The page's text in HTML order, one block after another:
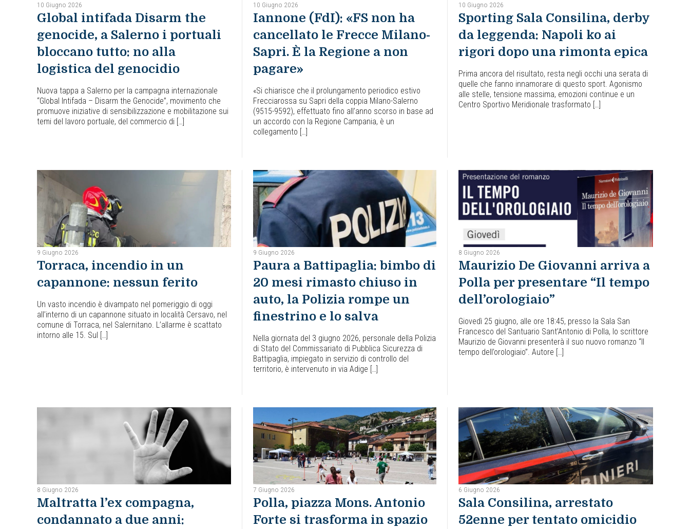
10 Giugno 2026
Global intifada Disarm the
genocide, a Salerno i portuali
bloccano tutto: no alla
logistica del genocidio
Nuova tappa a Salerno per la campagna internazionale
“Global Intifada – Disarm the Genocide”, movimento che
promuove iniziative di sensibilizzazione e mobilitazione sui
temi del lavoro portuale, del commercio di […]
10 Giugno 2026
Iannone (FdI): «FS non ha
cancellato le Frecce Milano-
Sapri. È la Regione a non
pagare»
«Si chiarisce che il prolungamento periodico estivo
Frecciarossa su Sapri della coppia Milano-Salerno
(9515-9592), effettuato fino all’anno scorso in base ad
un accordo con la Regione Campania, è un
collegamento […]
10 Giugno 2026
Sporting Sala Consilina, derby
da leggenda: Napoli ko ai
rigori dopo una rimonta epica
Prima ancora del risultato, resta negli occhi una serata di
quelle che fanno innamorare di questo sport. Agonismo
alle stelle, tensione massima, emozioni continue e un
Centro Sportivo Meridionale trasformato […]
9 Giugno 2026
Torraca, incendio in un
capannone: nessun ferito
Un vasto incendio è divampato nel pomeriggio di oggi
all’interno di un capannone situato in località Cersavo, nel
comune di Torraca, nel Salernitano. L’allarme è scattato
intorno alle 15. Sul […]
9 Giugno 2026
Paura a Battipaglia: bimbo di
20 mesi rimasto chiuso in
auto, la Polizia rompe un
finestrino e lo salva
Nella giornata del 3 giugno 2026, personale della Polizia
di Stato del Commissariato di Pubblica Sicurezza di
Battipaglia, impiegato in servizio di controllo del
territorio, è intervenuto in via Adige […]
8 Giugno 2026
Maurizio De Giovanni arriva a
Polla per presentare “Il tempo
dell’orologiaio”
Giovedì 25 giugno, alle ore 18:45, presso la Sala San
Francesco del Santuario Sant’Antonio di Polla, lo scrittore
Maurizio de Giovanni presenterà il suo nuovo romanzo “Il
tempo dell’orologiaio”. Autore […]
8 Giugno 2026
Maltratta l’ex compagna,
condannato a due anni:
7 Giugno 2026
Polla, piazza Mons. Antonio
Forte si trasforma in spazio
6 Giugno 2026
Sala Consilina, arrestato
52enne per tentato omicidio